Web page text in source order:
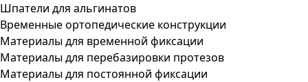
Шпатели для альгинатов
Временные ортопедические конструкции
Материалы для временной фиксации
Материалы для перебазировки протезов
Материалы для постоянной фиксации